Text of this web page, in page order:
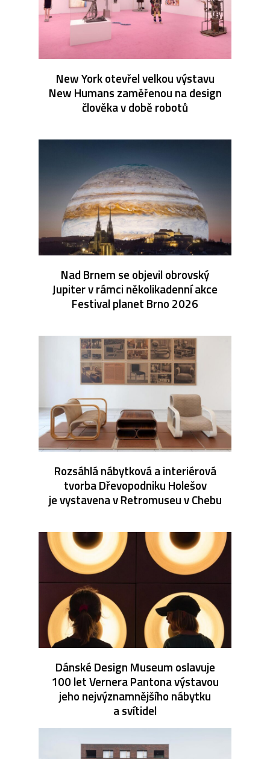
New York otevřel velkou výstavu
New Humans zaměřenou na design
člověka v době robotů
Nad Brnem se objevil obrovský
Jupiter v rámci několikadenní akce
Festival planet Brno 2026
Rozsáhlá nábytková a interiérová
tvorba Dřevopodniku Holešov
je vystavena v Retromuseu v Chebu
Dánské Design Museum oslavuje
100 let Vernera Pantona výstavou
jeho nejvýznamnějšího nábytku
a svítidel